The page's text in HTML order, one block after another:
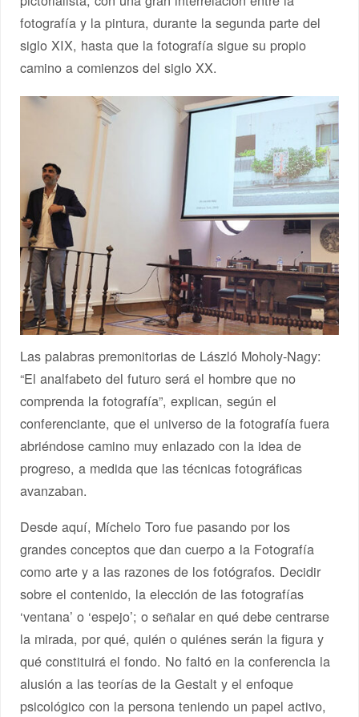
fotografía y la pintura, durante la segunda parte del
siglo XIX, hasta que la fotografía sigue su propio
camino a comienzos del siglo XX.
Las palabras premonitorias de László Moholy-Nagy:
“El analfabeto del futuro será el hombre que no
comprenda la fotografía”, explican, según el
conferenciante, que el universo de la fotografía fuera
abriéndose camino muy enlazado con la idea de
progreso, a medida que las técnicas fotográficas
avanzaban.
Desde aquí, Míchelo Toro fue pasando por los
grandes conceptos que dan cuerpo a la Fotografía
como arte y a las razones de los fotógrafos. Decidir
sobre el contenido, la elección de las fotografías
‘ventana’ o ‘espejo’; o señalar en qué debe centrarse
la mirada, por qué, quién o quiénes serán la figura y
qué constituirá el fondo. No faltó en la conferencia la
alusión a las teorías de la Gestalt y el enfoque
psicológico con la persona teniendo un papel activo,